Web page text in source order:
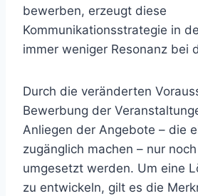
bewerben, erzeugt diese
Kommunikationsstrategie in
immer weniger Resonanz bei
Durch die veränderten
Bewerbung der
Anliegen der Angebote – die
zugänglich machen – nur
umgesetzt werden. Um eine
zu entwickeln, gilt es die